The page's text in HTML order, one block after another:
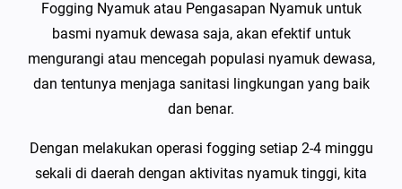
Fogging Nyamuk atau Pengasapan Nyamuk untuk
basmi nyamuk dewasa saja, akan efektif untuk
mengurangi atau mencegah populasi nyamuk dewasa,
dan tentunya menjaga sanitasi lingkungan yang baik
dan benar.
Dengan melakukan operasi fogging setiap 2-4 minggu
sekali di daerah dengan aktivitas nyamuk tinggi, kita